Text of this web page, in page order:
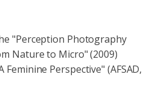
"Perception Photography
Nature to Micro" (2009)
Perspective" (AFSAD,